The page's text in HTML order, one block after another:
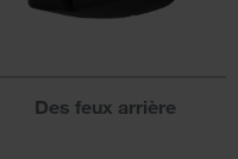
Des feux arrière